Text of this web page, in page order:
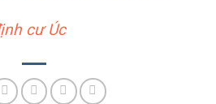
cư Úc